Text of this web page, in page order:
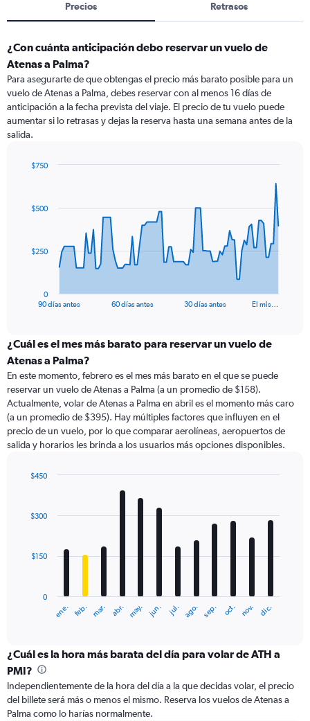
Precios Retrasos
¿Con cuánta anticipación debo reservar un vuelo de
Atenas a Palma?
Para asegurarte de que obtengas el precio más barato posible para un
vuelo de Atenas a Palma, debes reservar con al menos 16 días de
anticipación a la fecha prevista del viaje. El precio de tu vuelo puede
aumentar si lo retrasas y dejas la reserva hasta una semana antes de la
salida.
data
The
categories.
Range:
categories.
The
chart
has
1
Y
displaying
90 días antes 60 días antes 30 días antes El mis…
0
$250
$500
$750
¿Cuál es el mes más barato para reservar un vuelo de
Atenas a Palma?
En este momento, febrero es el mes más barato en el que se puede
reservar un vuelo de Atenas a Palma (a un promedio de $158).
Actualmente, volar de Atenas a Palma en abril es el momento más caro
(a un promedio de $395). Hay múltiples factores que influyen en el
precio de un vuelo, por lo que comparar aerolíneas, aeropuertos de
salida y horarios les brinda a los usuarios más opciones disponibles.
with
12
The
categories.
Range:
categories.
The
ene. feb. mar. abr. may. jun. jul. ago. sep. oct. nov. dic.
0
$150
$300
$450
¿Cuál es la hora más barata del día para volar de ATH a
PMI?
Independientemente de la hora del día a la que decidas volar, el precio
del billete será más o menos el mismo. Reserva los vuelos de Atenas a
Palma como lo harías normalmente.